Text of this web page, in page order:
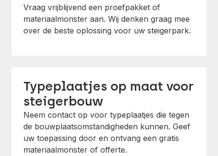
Vraag vrijblijvend een proefpakket of
materiaalmonster aan. Wij denken graag mee
over de beste oplossing voor uw steigerpark.
Typeplaatjes op maat voor
steigerbouw
Neem contact op voor typeplaatjes die tegen
de bouwplaatsomstandigheden kunnen. Geef
uw toepassing door en ontvang een gratis
materiaalmonster of offerte.